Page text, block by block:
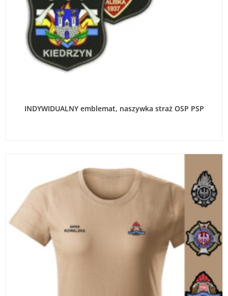
INDYWIDUALNY emblemat, naszywka straż OSP PSP